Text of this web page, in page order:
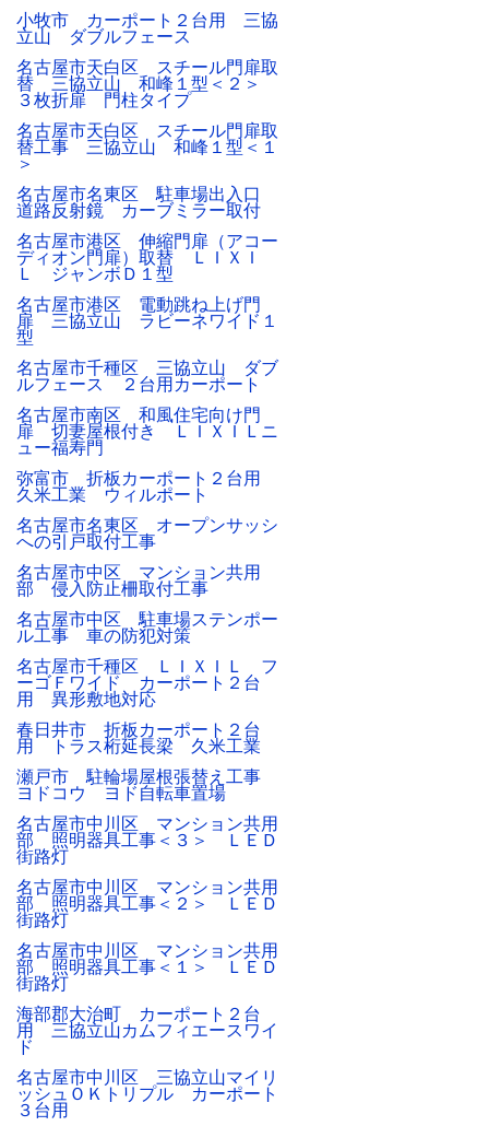
小牧市 カーポート２台用 三協
立山 ダブルフェース
名古屋市天白区 スチール門扉取
替 三協立山 和峰１型＜２＞
３枚折扉 門柱タイプ
名古屋市天白区 スチール門扉取
替工事 三協立山 和峰１型＜１
＞
名古屋市名東区 駐車場出入口
道路反射鏡 カーブミラー取付
名古屋市港区 伸縮門扉（アコー
ディオン門扉）取替 ＬＩＸＩ
Ｌ ジャンボＤ１型
名古屋市港区 電動跳ね上げ門
扉 三協立山 ラビーネワイド１
型
名古屋市千種区 三協立山 ダブ
ルフェース ２台用カーポート
名古屋市南区 和風住宅向け門
扉 切妻屋根付き ＬＩＸＩＬニ
ュー福寿門
弥富市 折板カーポート２台用
久米工業 ウィルポート
名古屋市名東区 オープンサッシ
への引戸取付工事
名古屋市中区 マンション共用
部 侵入防止柵取付工事
名古屋市中区 駐車場ステンポー
ル工事 車の防犯対策
名古屋市千種区 ＬＩＸＩＬ フ
ーゴＦワイド カーポート２台
用 異形敷地対応
春日井市 折板カーポート２台
用 トラス桁延長梁 久米工業
瀬戸市 駐輪場屋根張替え工事
ヨドコウ ヨド自転車置場
名古屋市中川区 マンション共用
部 照明器具工事＜３＞ ＬＥＤ
街路灯
名古屋市中川区 マンション共用
部 照明器具工事＜２＞ ＬＥＤ
街路灯
名古屋市中川区 マンション共用
部 照明器具工事＜１＞ ＬＥＤ
街路灯
海部郡大治町 カーポート２台
用 三協立山カムフィエースワイ
ド
名古屋市中川区 三協立山マイリ
ッシュＯＫトリプル カーポート
３台用